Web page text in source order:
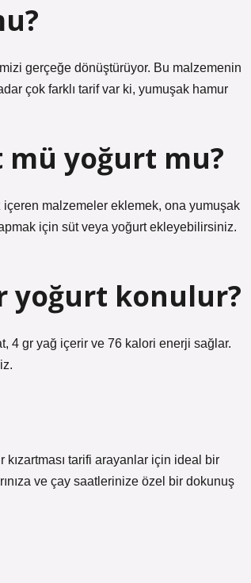
gerçeğe dönüştürüyor. Bu malzemenin
çok farklı tarif var ki, yumuşak hamur
mü yoğurt mu?
malzemeler eklemek, ona yumuşak
için süt veya yoğurt ekleyebilirsiniz.
yoğurt konulur?
4 gr yağ içerir ve 76 kalori enerji sağlar.
tarifi arayanlar için ideal bir
ve çay saatlerinize özel bir dokunuş